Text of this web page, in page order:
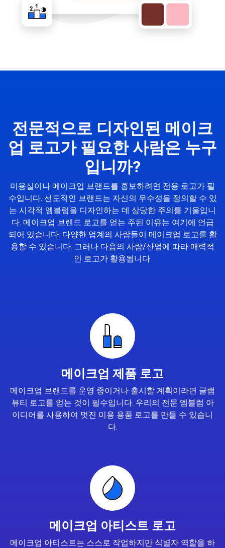
전문적으로 디자인된 메이크
업 로고가 필요한 사람은 누구
입니까?
미용실이나 메이크업 브랜드를 홍보하려면 전용 로고가 필
수입니다. 선도적인 브랜드는 자신의 우수성을 정의할 수 있
는 시각적 엠블럼을 디자인하는 데 상당한 주의를 기울입니
다. 메이크업 브랜드 로고를 얻는 주된 이유는 여기에 언급
되어 있습니다. 다양한 업계의 사람들이 메이크업 로고를 활
용할 수 있습니다. 그러나 다음의 사람/산업에 따라 매력적
인 로고가 활용됩니다.
메이크업 제품 로고
메이크업 브랜드를 운영 중이거나 출시할 계획이라면 글램
뷰티 로고를 얻는 것이 필수입니다. 우리의 전문 엠블럼 아
이디어를 사용하여 멋진 미용 용품 로고를 만들 수 있습니
다.
메이크업 아티스트 로고
메이크업 아티스트는 스스로 작업하지만 식별자 역할을 하